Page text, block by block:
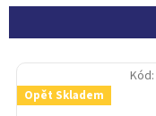
í
V
p Opět Skladem
Kód: